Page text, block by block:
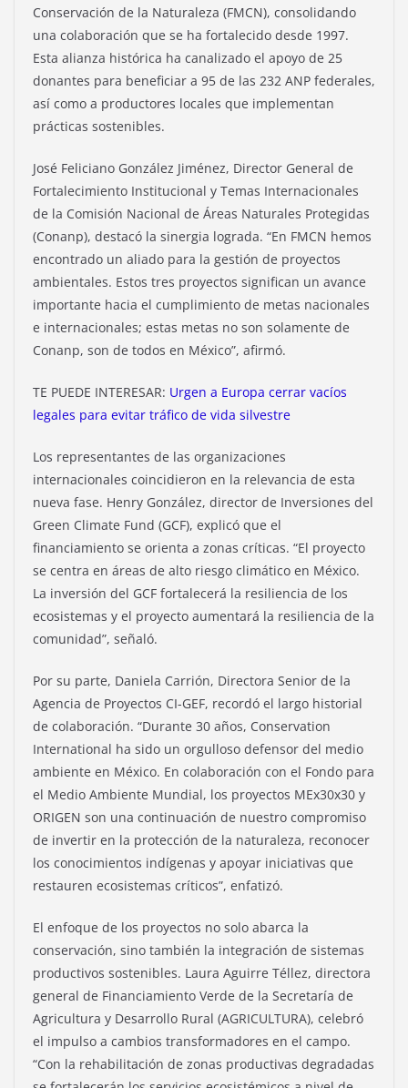
Conservación de la Naturaleza (FMCN), consolidando
una colaboración que se ha fortalecido desde 1997.
Esta alianza histórica ha canalizado el apoyo de 25
donantes para beneficiar a 95 de las 232 ANP federales,
así como a productores locales que implementan
prácticas sostenibles.
José Feliciano González Jiménez, Director General de
Fortalecimiento Institucional y Temas Internacionales
de la Comisión Nacional de Áreas Naturales Protegidas
(Conanp), destacó la sinergia lograda. “En FMCN hemos
encontrado un aliado para la gestión de proyectos
ambientales. Estos tres proyectos significan un avance
importante hacia el cumplimiento de metas nacionales
e internacionales; estas metas no son solamente de
Conanp, son de todos en México”, afirmó.
TE PUEDE INTERESAR: Urgen a Europa cerrar vacíos
legales para evitar tráfico de vida silvestre
Los representantes de las organizaciones
internacionales coincidieron en la relevancia de esta
nueva fase. Henry González, director de Inversiones del
Green Climate Fund (GCF), explicó que el
financiamiento se orienta a zonas críticas. “El proyecto
se centra en áreas de alto riesgo climático en México.
La inversión del GCF fortalecerá la resiliencia de los
ecosistemas y el proyecto aumentará la resiliencia de la
comunidad”, señaló.
Por su parte, Daniela Carrión, Directora Senior de la
Agencia de Proyectos CI-GEF, recordó el largo historial
de colaboración. “Durante 30 años, Conservation
International ha sido un orgulloso defensor del medio
ambiente en México. En colaboración con el Fondo para
el Medio Ambiente Mundial, los proyectos MEx30x30 y
ORIGEN son una continuación de nuestro compromiso
de invertir en la protección de la naturaleza, reconocer
los conocimientos indígenas y apoyar iniciativas que
restauren ecosistemas críticos”, enfatizó.
El enfoque de los proyectos no solo abarca la
conservación, sino también la integración de sistemas
productivos sostenibles. Laura Aguirre Téllez, directora
general de Financiamiento Verde de la Secretaría de
Agricultura y Desarrollo Rural (AGRICULTURA), celebró
el impulso a cambios transformadores en el campo.
“Con la rehabilitación de zonas productivas degradadas